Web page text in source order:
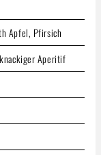
ein oder
Apfel, Pfirsich
Aperitif